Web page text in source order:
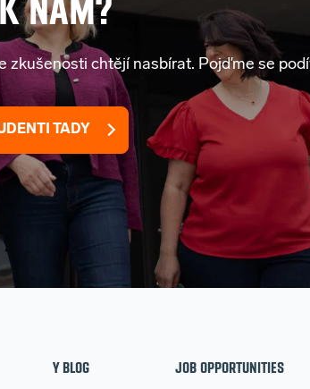
zkušenosti chtějí nasbírat. Pojďme se
TADY
Y BLOG JOB OPPORTUNITIES